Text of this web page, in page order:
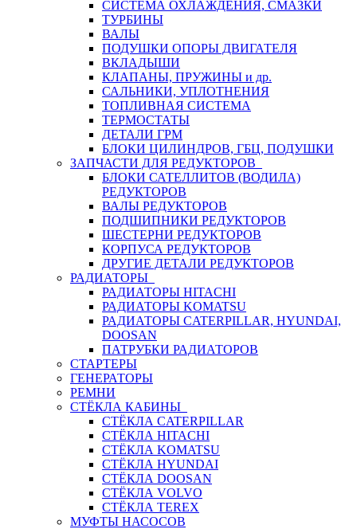
СИСТЕМА ОХЛАЖДЕНИЯ, СМАЗКИ
ТУРБИНЫ
ВАЛЫ
ПОДУШКИ ОПОРЫ ДВИГАТЕЛЯ
ВКЛАДЫШИ
КЛАПАНЫ, ПРУЖИНЫ и др.
САЛЬНИКИ, УПЛОТНЕНИЯ
ТОПЛИВНАЯ СИСТЕМА
ТЕРМОСТАТЫ
ДЕТАЛИ ГРМ
БЛОКИ ЦИЛИНДРОВ, ГБЦ, ПОДУШКИ
ЗАПЧАСТИ ДЛЯ РЕДУКТОРОВ
БЛОКИ САТЕЛЛИТОВ (ВОДИЛА)
РЕДУКТОРОВ
ВАЛЫ РЕДУКТОРОВ
ПОДШИПНИКИ РЕДУКТОРОВ
ШЕСТЕРНИ РЕДУКТОРОВ
КОРПУСА РЕДУКТОРОВ
ДРУГИЕ ДЕТАЛИ РЕДУКТОРОВ
РАДИАТОРЫ
РАДИАТОРЫ HITACHI
РАДИАТОРЫ KOMATSU
РАДИАТОРЫ CATERPILLAR, HYUNDAI,
DOOSAN
ПАТРУБКИ РАДИАТОРОВ
СТАРТЕРЫ
ГЕНЕРАТОРЫ
РЕМНИ
СТЁКЛА КАБИНЫ
СТЁКЛА CATERPILLAR
СТЁКЛА HITACHI
СТЁКЛА KOMATSU
СТЁКЛА HYUNDAI
СТЁКЛА DOOSAN
СТЁКЛА VOLVO
СТЁКЛА TEREX
МУФТЫ НАСОСОВ